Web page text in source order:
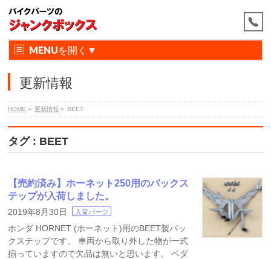
MENU
更新情報
HOME » 更新情報 » BEET
タグ : BEET
【売約済み】ホーネット250用のバックス
テップが入荷しました。
2019年8月30日 入荷パーツ
ホンダ HORNET (ホーネット)用のBEET製バッ
クステップです。 車両から取り外した物が一式
揃っていますので欠品は無いと思います。 ペダ